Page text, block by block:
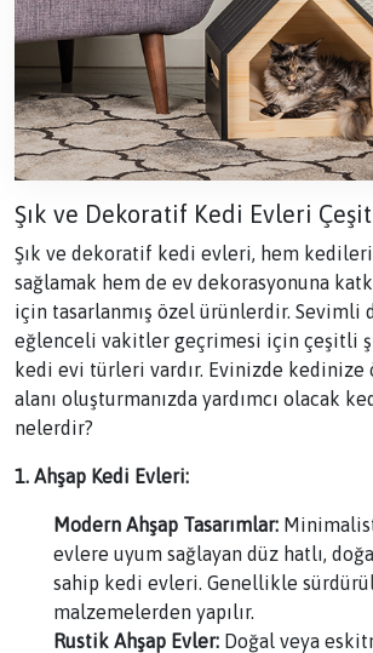
Şık ve Dekoratif Kedi Evleri
Şık ve dekoratif kedi evleri, hem
sağlamak hem de ev dekorasyonuna
için tasarlanmış özel ürünlerdir. Sevimli
eğlenceli vakitler geçrimesi için çeşitli
kedi evi türleri vardır. Evinizde kedinize
alanı oluşturmanızda yardımcı olacak
nelerdir?
1. Ahşap Kedi Evleri:
Modern Ahşap Tasarımlar:
evlere uyum sağlayan düz hatlı,
sahip kedi evleri. Genellikle
malzemelerden yapılır.
Rustik Ahşap Evler: Doğal veya